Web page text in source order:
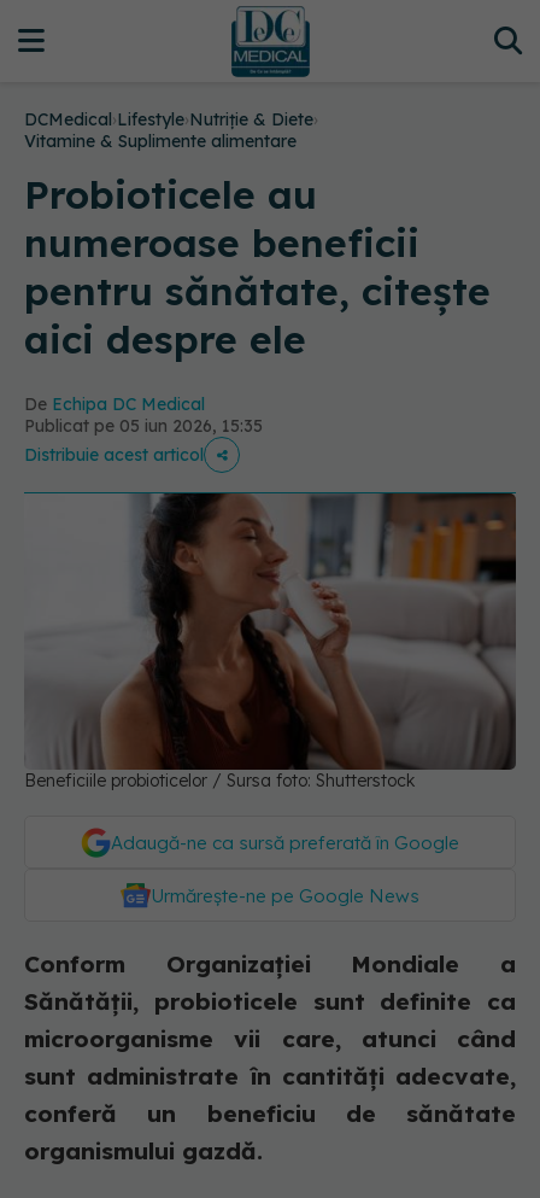
DCMedical›Lifestyle›Nutriție & Diete›
Vitamine & Suplimente alimentare
Probioticele au
numeroase beneficii
pentru sănătate, citește
aici despre ele
De Echipa DC Medical
Publicat pe 05 iun 2026, 15:35
Distribuie acest articol
Beneficiile probioticelor / Sursa foto: Shutterstock
Adaugă-ne ca sursă preferată în Google
Urmărește-ne pe Google News
Conform Organizației Mondiale a
Sănătății, probioticele sunt definite ca
microorganisme vii care, atunci când
sunt administrate în cantități adecvate,
conferă un beneficiu de sănătate
organismului gazdă.